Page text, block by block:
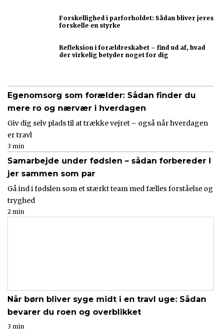
Forskellighed i parforholdet: Sådan bliver jeres
forskelle en styrke
Refleksion i forældreskabet – find ud af, hvad
der virkelig betyder noget for dig
Egenomsorg som forælder: Sådan finder du
mere ro og nærvær i hverdagen
Giv dig selv plads til at trække vejret – også når hverdagen
er travl
3 min
Samarbejde under fødslen – sådan forbereder I
jer sammen som par
Gå ind i fødslen som et stærkt team med fælles forståelse og
tryghed
2 min
Når børn bliver syge midt i en travl uge: Sådan
bevarer du roen og overblikket
3 min